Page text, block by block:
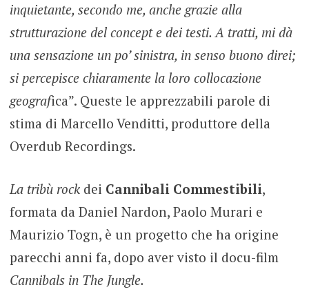
inquietante, secondo me, anche grazie alla
strutturazione del concept e dei testi. A tratti, mi dà
una sensazione un po’ sinistra, in senso buono direi;
si percepisce chiaramente la loro collocazione
geografica”. Queste le apprezzabili parole di
stima di Marcello Venditti, produttore della
Overdub Recordings.
La tribù rock dei Cannibali Commestibili,
formata da Daniel Nardon, Paolo Murari e
Maurizio Togn, è un progetto che ha origine
parecchi anni fa, dopo aver visto il docu-film
Cannibals in The Jungle.